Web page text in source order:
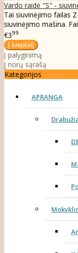
Vardo raidė "S" -
Tai siuvinėjimo failas
siuvinėjimo mašina.
€399
Į palyginimą
Į norų sąrašą
Kategorijos
APRANGA